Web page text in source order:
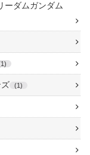
ーダムガンダム
1
1